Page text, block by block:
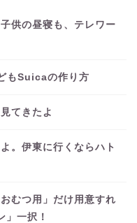
供の昼寝も、テレワー
もSuicaの作り方
てきたよ
。伊東に行くならハト
むつ用」だけ用意すれ
」一択！